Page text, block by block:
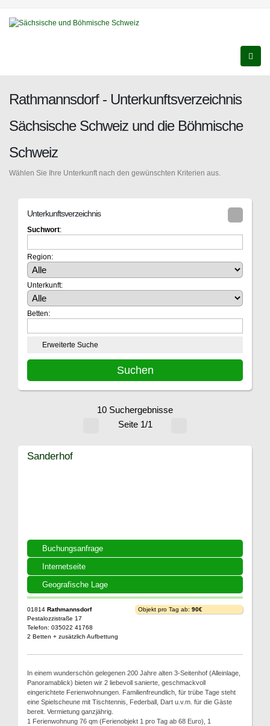
Rathmannsdorf - Unterkunftsverzeichnis
Sächsische Schweiz und die Böhmische
Schweiz
Wählen Sie Ihre Unterkunft nach den gewünschten Kriterien aus.
Unterkunftsverzeichnis
Suchwort:
Region:
Unterkunft:
Betten:
Erweiterte Suche
10 Suchergebnisse
Seite 1/1
Buchungsanfrage
Internetseite
Geografische Lage
Sanderhof
01814 Rathmannsdorf
Pestalozzistraße 17
Telefon: 035022 41768
2 Betten + zusätzlich Aufbettung
Objekt pro Tag ab: 90€
In einem wunderschön gelegenen 200 Jahre alten 3-Seitenhof (Alleinlage,
Panoramablick) bieten wir 2 liebevoll sanierte, geschmackvoll
eingerichtete Ferienwohnungen. Familienfreundlich, für trübe Tage steht
eine Spielscheune mit Tischtennis, Federball, Dart u.v.m. für die Gäste
bereit. Vermietung ganzjährig.
1 Ferienwohnung 76 qm (Ferienobjekt 1 pro Tag ab 68 Euro), 1